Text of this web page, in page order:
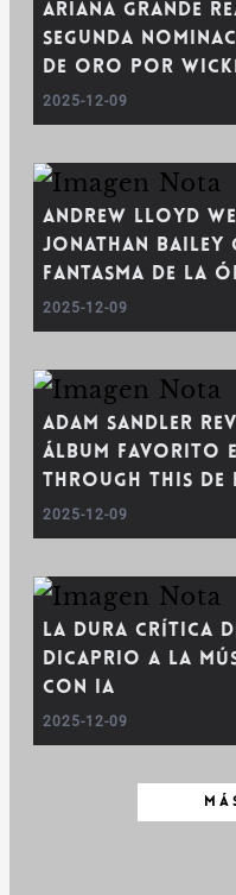
Ariana Grande
segunda
de Oro por
2025-12-09
Andrew Lloyd
Jonathan Bailey
fantasma de la
2025-12-09
Adam Sandler
álbum favorito
Through This de
2025-12-09
La dura crítica
DiCaprio a la
con IA
2025-12-09